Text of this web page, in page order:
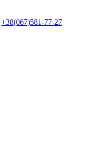
+38(067)581-77-27